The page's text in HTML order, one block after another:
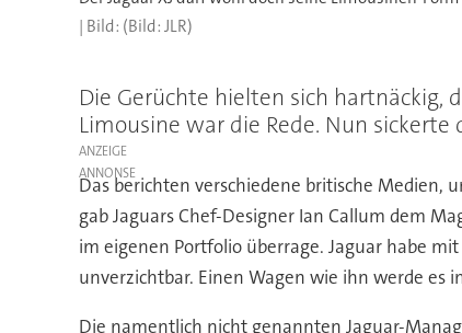
(Bild: JLR)
Die Gerüchte hielten sich hartnäckig,
Limousine war die Rede. Nun
ANZEIGE
Das berichten verschiedene britische Medien,
gab Jaguars Chef-Designer Ian Callum dem
im eigenen Portfolio überrage. Jaguar habe
unverzichtbar. Einen Wagen wie ihn werde es
Die namentlich nicht genannten Jaguar-